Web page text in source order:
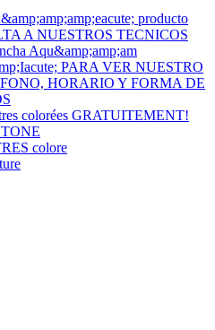
producto
A NUESTROS TECNICOS
Aqu&amp;amp;am
PARA VER NUESTRO
HORARIO Y FORMA DE
colorées GRATUITEMENT!
colore